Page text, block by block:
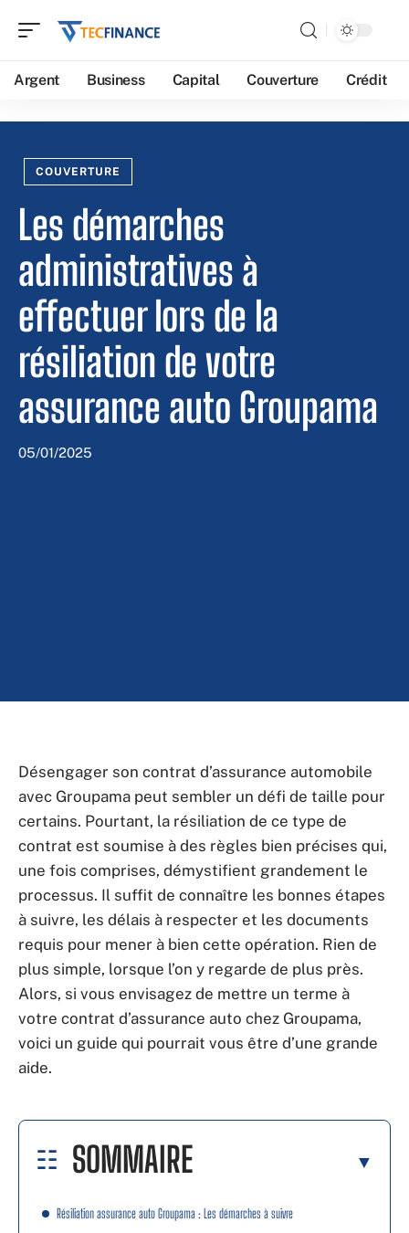
Argent Business Capital Couverture Crédit
COUVERTURE
Les démarches
administratives à
effectuer lors de la
résiliation de votre
assurance auto Groupama
05/01/2025
Désengager son contrat d’assurance automobile
avec Groupama peut sembler un défi de taille pour
certains. Pourtant, la résiliation de ce type de
contrat est soumise à des règles bien précises qui,
une fois comprises, démystifient grandement le
processus. Il suffit de connaître les bonnes étapes
à suivre, les délais à respecter et les documents
requis pour mener à bien cette opération. Rien de
plus simple, lorsque l’on y regarde de plus près.
Alors, si vous envisagez de mettre un terme à
votre contrat d’assurance auto chez Groupama,
voici un guide qui pourrait vous être d’une grande
aide.
SOMMAIRE
Résiliation assurance auto Groupama : Les démarches à suivre